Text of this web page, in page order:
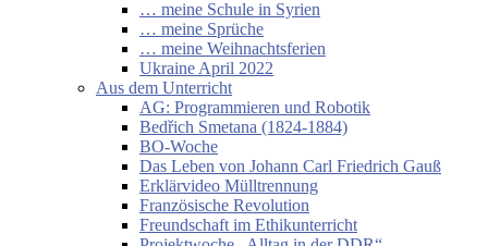
… meine Schule in Syrien
… meine Sprüche
… meine Weihnachtsferien
Ukraine April 2022
Aus dem Unterricht
AG: Programmieren und Robotik
Bedřich Smetana (1824-1884)
BO-Woche
Das Leben von Johann Carl Friedrich Gauß
Erklärvideo Mülltrennung
Französische Revolution
Freundschaft im Ethikunterricht